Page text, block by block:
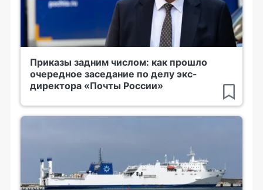
Приказы задним числом: как прошло
очередное заседание по делу экс-
директора «Почты России»